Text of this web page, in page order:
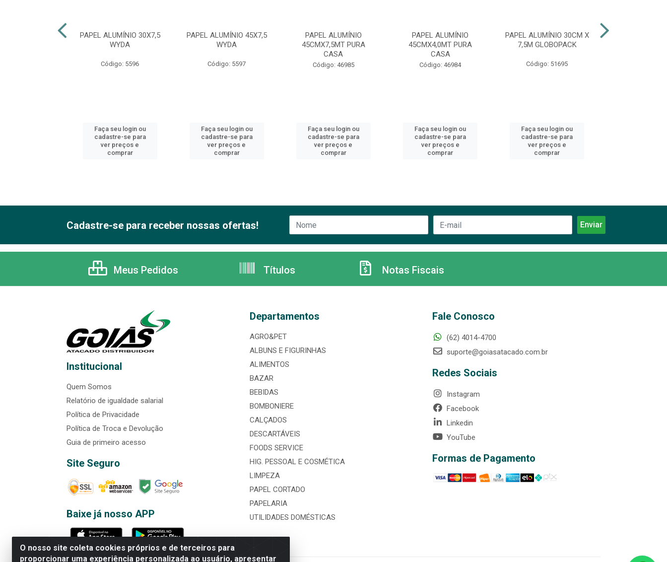
PAPEL ALUMÍNIO 30X7,5
WYDA
Código: 5596
Faça seu login ou
cadastre-se para
ver preços e
comprar
PAPEL ALUMÍNIO 45X7,5
WYDA
Código: 5597
Faça seu login ou
cadastre-se para
ver preços e
comprar
PAPEL ALUMÍNIO
45CMX7,5MT PURA
CASA
Código: 46985
Faça seu login ou
cadastre-se para
ver preços e
comprar
PAPEL ALUMÍNIO
45CMX4,0MT PURA
CASA
Código: 46984
Faça seu login ou
cadastre-se para
ver preços e
comprar
PAPEL ALUMÍNIO 30CM X
7,5M GLOBOPACK
Código: 51695
Faça seu login ou
cadastre-se para
ver preços e
comprar
O nosso site coleta cookies próprios e de terceiros para
proporcionar uma experiência personalizada ao usuário, apresentar
Cadastre-se para receber nossas ofertas!
Meus Pedidos Títulos Notas Fiscais
Institucional
Quem Somos
Relatório de igualdade salarial
Política de Privacidade
Política de Troca e Devolução
Guia de primeiro acesso
Site Seguro
Baixe já nosso APP
Departamentos
AGRO&PET
ALBUNS E FIGURINHAS
ALIMENTOS
BAZAR
BEBIDAS
BOMBONIERE
CALÇADOS
DESCARTÁVEIS
FOODS SERVICE
HIG. PESSOAL E COSMÉTICA
LIMPEZA
PAPEL CORTADO
PAPELARIA
UTILIDADES DOMÉSTICAS
Fale Conosco
(62) 4014-4700
suporte@goiasatacado.com.br
Redes Sociais
Instagram
Facebook
Linkedin
YouTube
Formas de Pagamento